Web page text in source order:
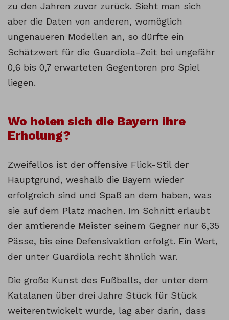
zu den Jahren zuvor zurück. Sieht man sich
aber die Daten von anderen, womöglich
ungenaueren Modellen an, so dürfte ein
Schätzwert für die Guardiola-Zeit bei ungefähr
0,6 bis 0,7 erwarteten Gegentoren pro Spiel
liegen.
Wo holen sich die Bayern ihre
Erholung?
Zweifellos ist der offensive Flick-Stil der
Hauptgrund, weshalb die Bayern wieder
erfolgreich sind und Spaß an dem haben, was
sie auf dem Platz machen. Im Schnitt erlaubt
der amtierende Meister seinem Gegner nur 6,35
Pässe, bis eine Defensivaktion erfolgt. Ein Wert,
der unter Guardiola recht ähnlich war.
Die große Kunst des Fußballs, der unter dem
Katalanen über drei Jahre Stück für Stück
weiterentwickelt wurde, lag aber darin, dass